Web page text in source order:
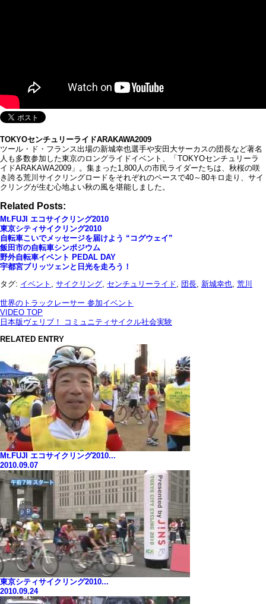
TOKYOセンチュリーライドARAKAWA2009
ツール・ド・フランス出場の新城幸也選手や安田大サーカスの団長など著名
人も多数参加した東京のロングライドイベント、「TOKYOセンチュリーラ
イドARAKAWA2009」。集まった1,800人の市民ライダーたちは、秋桜の咲
き誇る荒川サイクリングロードをそれぞれのペースで40～80キロ走り、サイ
クリングが生む心地よい秋の風を堪能しました。
Related Posts:
Mt.FUJI エコサイクリング2010
東京シティサイクリング2010
自転車こいでメッセージを届けよう “コグウェイ”
飯田市の自転車シンポジウム
野外自転車イベント PEDAL DAY
宇都宮ブリッツェンと日光を走ろう！
タグ: イベント , サイクリング, センチュリーライド, 団長, 新城幸也, 荒川
世界のトラックレーサー 参加イベント
VIDEO TOP
日本版ヴェリブ！ コミュニティサイクル社会実験
RELATED ENTRY
Mt.FUJI エコサイクリング2010...
2010.09.07
東京シティサイクリング2010...
2010.09.24